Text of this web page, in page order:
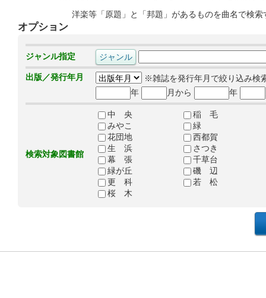
洋楽等「原題」と「邦題」があるものを曲名で検
オプション
ジャンル指定
出版／発行年月
※雑誌を発行年月で絞り込み検
年
月から 年
検索対象図書館
中 央
稲 毛
みやこ
緑
花団地
西都賀
生 浜
さつき
幕 張
千草台
緑が丘
磯 辺
更 科
若 松
桜 木